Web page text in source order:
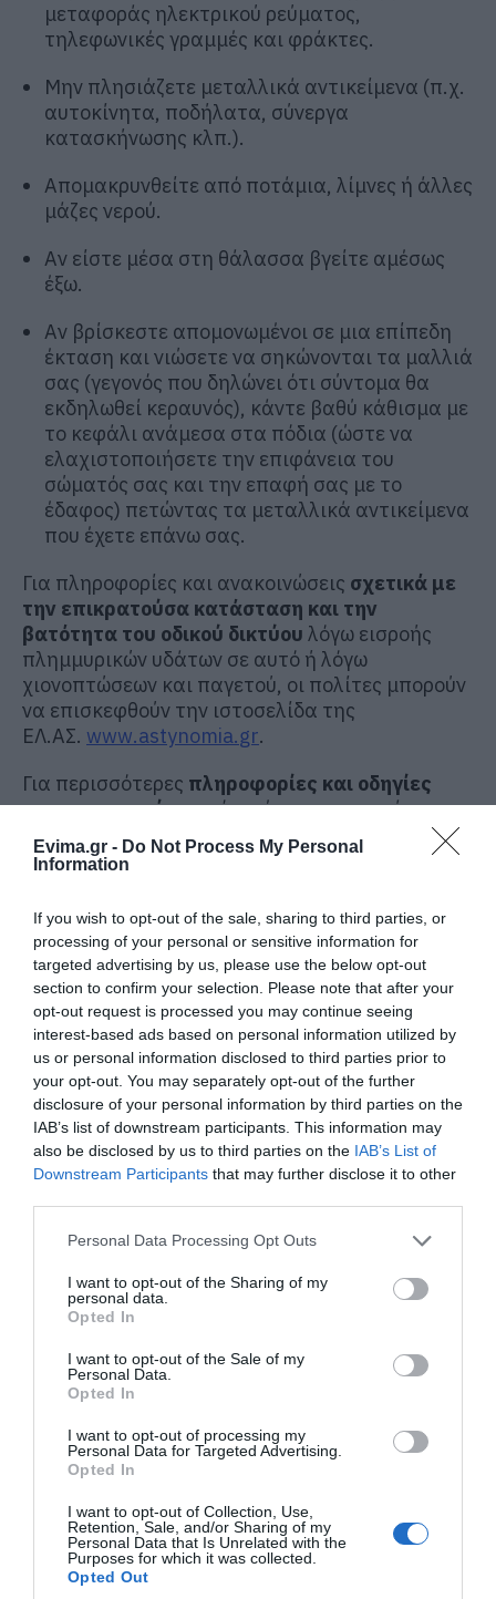
Evima.gr - Do Not Process My Personal
Information
If you wish to opt-out of the sale, sharing to third parties, or
processing of your personal or sensitive information for
targeted advertising by us, please use the below opt-out
section to confirm your selection. Please note that after your
opt-out request is processed you may continue seeing
interest-based ads based on personal information utilized by
us or personal information disclosed to third parties prior to
your opt-out. You may separately opt-out of the further
disclosure of your personal information by third parties on the
IAB’s list of downstream participants. This information may
also be disclosed by us to third parties on the IAB’s List of
Downstream Participants that may further disclose it to other
Please note that this website/app uses one or more Google
not limited to your visit or usage behaviour. You may click to
grant or deny consent to Google and its third-party tags to
use your data for below specified purposes in below Google
consent section.
Personal Data Processing Opt Outs
I want to opt-out of the Sharing of my
personal data.
Opted In
I want to opt-out of the Sale of my
Personal Data.
Opted In
I want to opt-out of processing my
Personal Data for Targeted Advertising.
Opted In
I want to opt-out of Collection, Use,
Retention, Sale, and/or Sharing of my
Personal Data that Is Unrelated with the
Purposes for which it was collected.
Opted Out
μεταφοράς ηλεκτρικού ρεύματος,
τηλεφωνικές γραμμές και φράκτες.
Μην πλησιάζετε μεταλλικά αντικείμενα (π.χ.
αυτοκίνητα, ποδήλατα, σύνεργα
κατασκήνωσης κλπ.).
Απομακρυνθείτε από ποτάμια, λίμνες ή άλλες
μάζες νερού.
Αν είστε μέσα στη θάλασσα βγείτε αμέσως
έξω.
Αν βρίσκεστε απομονωμένοι σε μια επίπεδη
έκταση και νιώσετε να σηκώνονται τα μαλλιά
σας (γεγονός που δηλώνει ότι σύντομα θα
εκδηλωθεί κεραυνός), κάντε βαθύ κάθισμα με
το κεφάλι ανάμεσα στα πόδια (ώστε να
ελαχιστοποιήσετε την επιφάνεια του
σώματός σας και την επαφή σας με το
έδαφος) πετώντας τα μεταλλικά αντικείμενα
που έχετε επάνω σας.
Για πληροφορίες και ανακοινώσεις σχετικά με
την επικρατούσα κατάσταση και την
βατότητα του οδικού δικτύου λόγω εισροής
πλημμυρικών υδάτων σε αυτό ή λόγω
χιονοπτώσεων και παγετού, οι πολίτες μπορούν
να επισκεφθούν την ιστοσελίδα της
ΕΛ.ΑΣ. www.astynomia.gr.
Για περισσότερες πληροφορίες και οδηγίες
αυτοπροστασίαςαπό τα έντονα καιρικά
φαινόμενα, οι πολίτες μπορούν να επισκεφθούν
τηνιστοσελίδατης Γενικής Γραμματείας
διεύθυνσηcivilprotection.gov.gr
ΔΙΑΒΑΣΤΕ ΕΠΙΣΗΣ